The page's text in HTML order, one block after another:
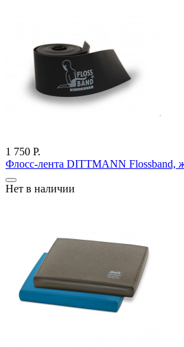
1 750 Р.
Флосс-лента DITTMANN Flossband,
Нет в наличии